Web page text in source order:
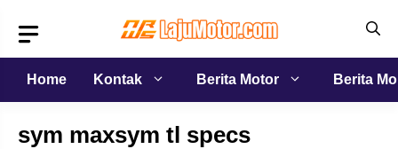
isi
Home
Kontak Berita Motor Berita
sym maxsym tl specs